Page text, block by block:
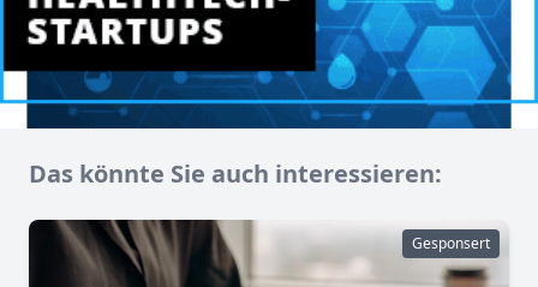
Das könnte Sie auch interessieren:
Gesponsert